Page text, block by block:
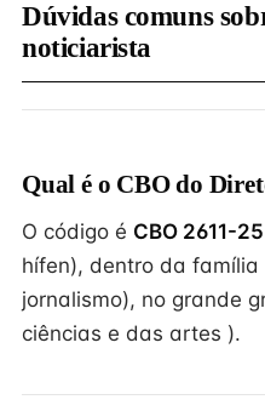
Dúvidas comuns
noticiarista
Qual é o CBO do
O código é CBO 2611-25
hífen), dentro da família
jornalismo), no grande
ciências e das artes ).